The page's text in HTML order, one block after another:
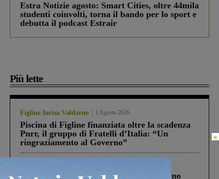
Estra Notizie agosto: Smart Cities, oltre 44mila
studenti coinvolti, torna il bando per lo sport e
debutta il podcast Estrair
Più lette
Figline Incisa Valdarno 1 Agosto 2026
Piscina di Figline finanziata oltre la scadenza
Pnrr, il gruppo di Fratelli d’Italia: “Un
ringraziamento al Governo”
Un anno fa la strage in A1 in cui morirono
×